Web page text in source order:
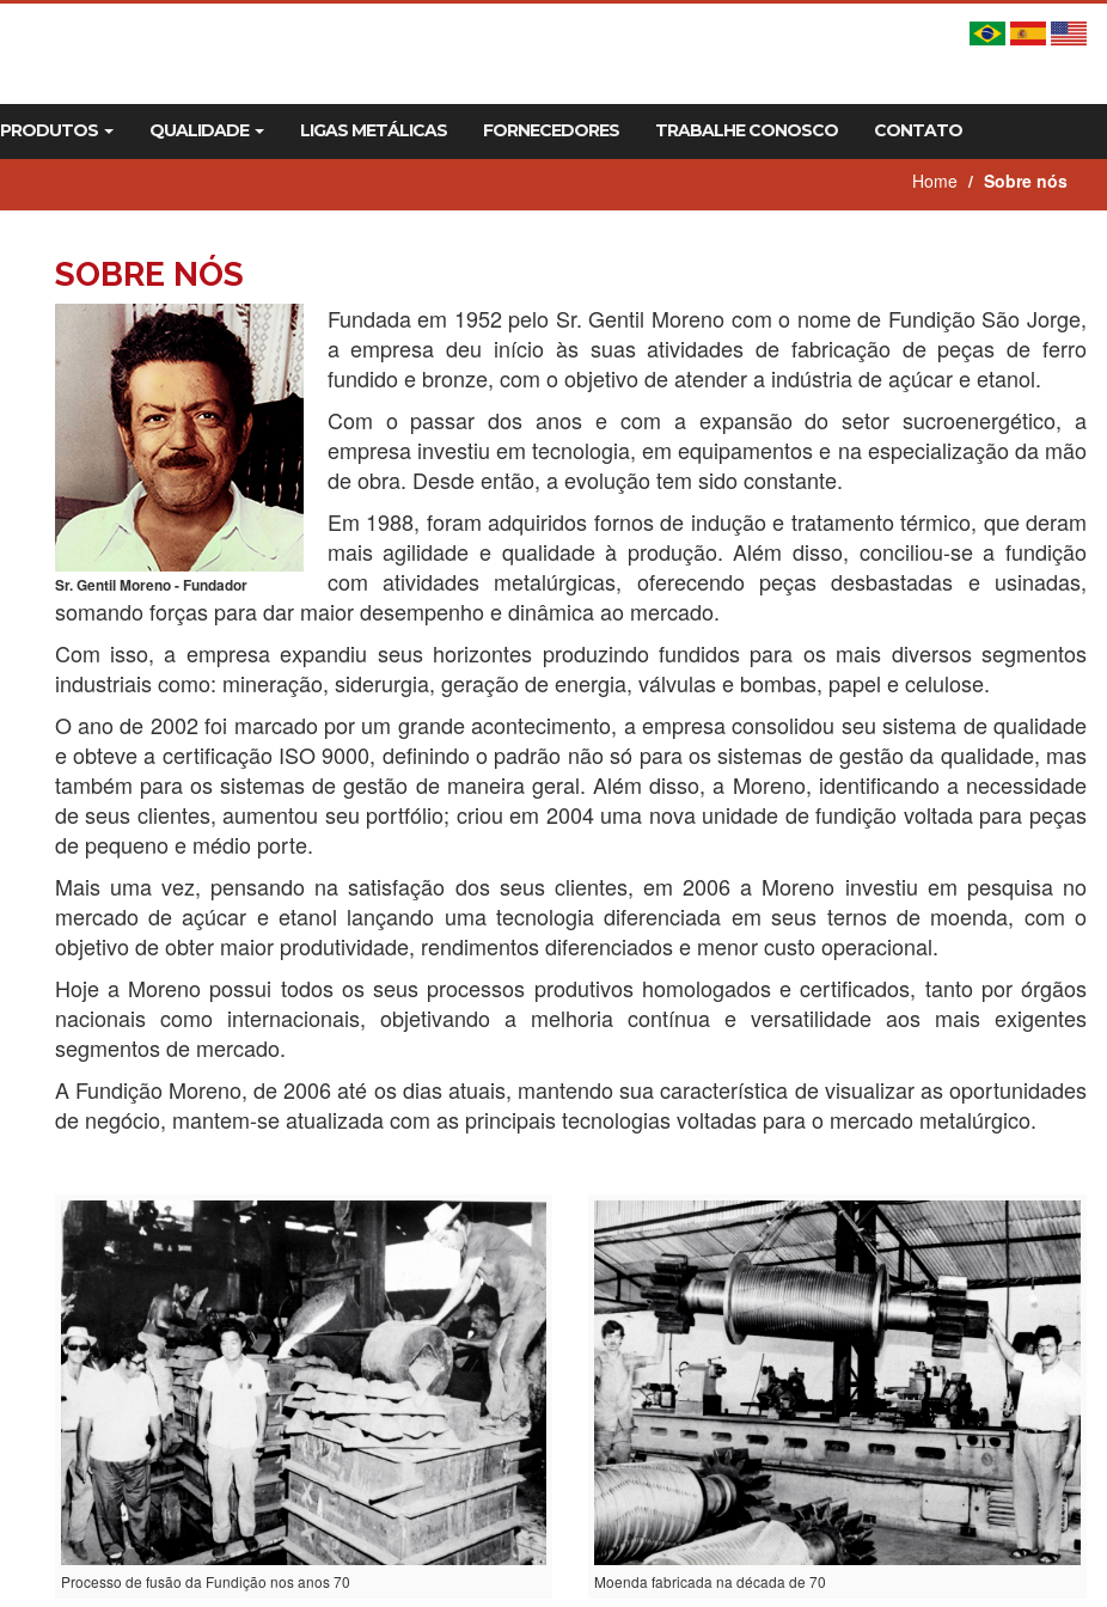
PRODUTOS QUALIDADE LIGAS METÁLICAS FORNECEDORES TRABALHE CONOSCO CONTATO
Home Sobre nós
SOBRE NÓS
Sr. Gentil Moreno - Fundador
Fundada em 1952 pelo Sr. Gentil Moreno com o nome de Fundição São Jorge,
a empresa deu início às suas atividades de fabricação de peças de ferro
fundido e bronze, com o objetivo de atender a indústria de açúcar e etanol.
Com o passar dos anos e com a expansão do setor sucroenergético, a
empresa investiu em tecnologia, em equipamentos e na especialização da mão
de obra. Desde então, a evolução tem sido constante.
Em 1988, foram adquiridos fornos de indução e tratamento térmico, que deram
mais agilidade e qualidade à produção. Além disso, conciliou-se a fundição
com atividades metalúrgicas, oferecendo peças desbastadas e usinadas,
somando forças para dar maior desempenho e dinâmica ao mercado.
Com isso, a empresa expandiu seus horizontes produzindo fundidos para os mais diversos segmentos
industriais como: mineração, siderurgia, geração de energia, válvulas e bombas, papel e celulose.
O ano de 2002 foi marcado por um grande acontecimento, a empresa consolidou seu sistema de qualidade
e obteve a certificação ISO 9000, definindo o padrão não só para os sistemas de gestão da qualidade, mas
também para os sistemas de gestão de maneira geral. Além disso, a Moreno, identificando a necessidade
de seus clientes, aumentou seu portfólio; criou em 2004 uma nova unidade de fundição voltada para peças
de pequeno e médio porte.
Mais uma vez, pensando na satisfação dos seus clientes, em 2006 a Moreno investiu em pesquisa no
mercado de açúcar e etanol lançando uma tecnologia diferenciada em seus ternos de moenda, com o
objetivo de obter maior produtividade, rendimentos diferenciados e menor custo operacional.
Hoje a Moreno possui todos os seus processos produtivos homologados e certificados, tanto por órgãos
nacionais como internacionais, objetivando a melhoria contínua e versatilidade aos mais exigentes
segmentos de mercado.
A Fundição Moreno, de 2006 até os dias atuais, mantendo sua característica de visualizar as oportunidades
de negócio, mantem-se atualizada com as principais tecnologias voltadas para o mercado metalúrgico.
Processo de fusão da Fundição nos anos 70 Moenda fabricada na década de 70